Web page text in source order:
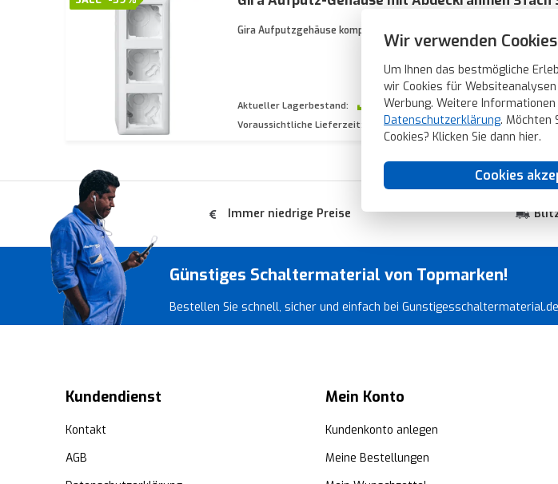
Wir verwenden Cookies
Um Ihnen das bestmögliche
wir Cookies für
Werbung. Weitere
Datenschutzerklärung. Möchten
Cookies? Klicken Sie dann hier.
Cookies
Gira Aufputzgehäuse komplett mit Abdeckrahmen, 3fach, Standard
Aktueller Lagerbestand:
19 Stück
Voraussichtliche Lieferzeit:
Vor 21 Uhr bestellt, heute
Immer niedrige Preise
Günstiges Schaltermaterial von Topmarken!
Bestellen Sie schnell, sicher und einfach bei Gunstigesschaltermaterial.de
Kundendienst
Kontakt
AGB
Mein Konto
Kundenkonto anlegen
Meine Bestellungen